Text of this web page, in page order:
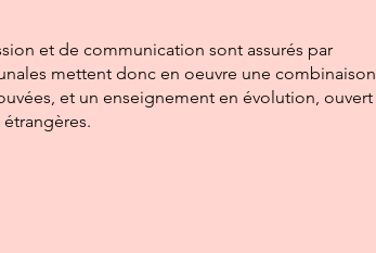
et de communication sont assurés par
mettent donc en oeuvre une combinaison
et un enseignement en évolution, ouvert